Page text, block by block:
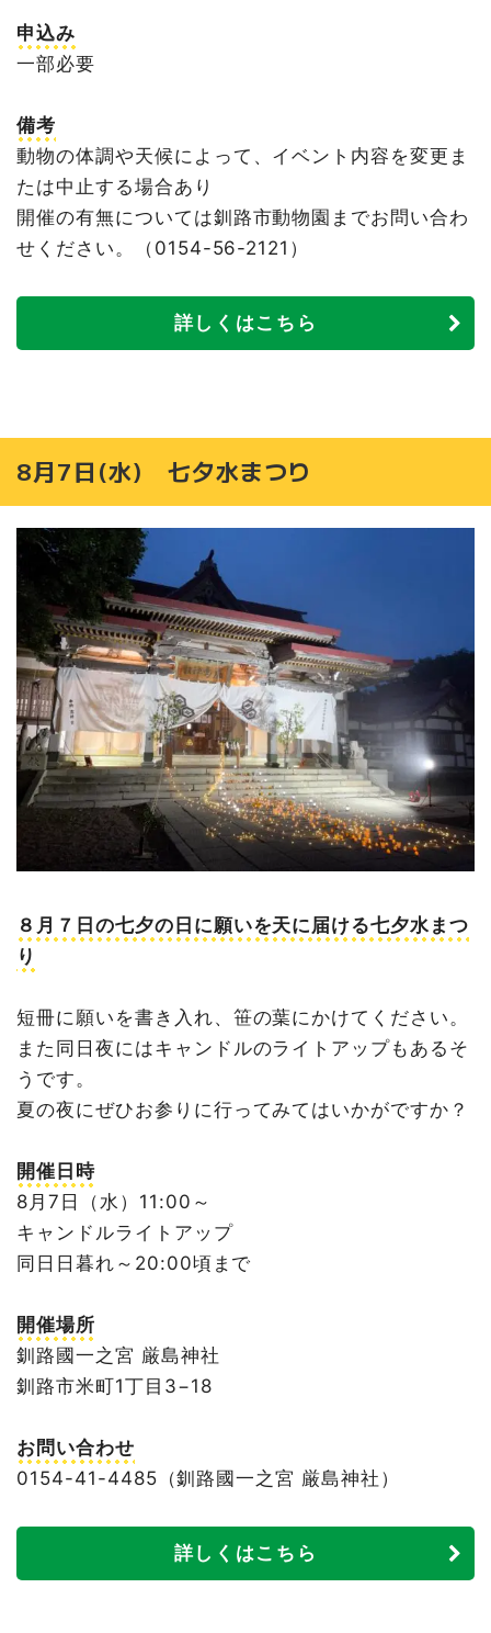
申込み
一部必要
備考
動物の体調や天候によって、イベント内容を変更ま
たは中止する場合あり
開催の有無については釧路市動物園までお問い合わ
せください。（0154-56-2121）
詳しくはこちら
8月7日(水) 七夕水まつり
８月７日の七夕の日に願いを天に届ける七夕水まつ
り
短冊に願いを書き入れ、笹の葉にかけてください。
また同日夜にはキャンドルのライトアップもあるそ
うです。
夏の夜にぜひお参りに行ってみてはいかがですか？
開催日時
8月7日（水）11:00～
キャンドルライトアップ
同日日暮れ～20:00頃まで
開催場所
釧路國一之宮 厳島神社
釧路市米町1丁目3−18
お問い合わせ
0154-41-4485（釧路國一之宮 厳島神社）
詳しくはこちら